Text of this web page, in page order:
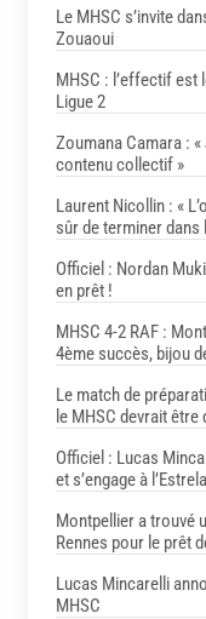
Le MHSC s’invite
Zouaoui
MHSC : l’effectif est
Ligue 2
Zoumana Camara : «
contenu collectif »
Laurent Nicollin : «
sûr de terminer
Officiel : Nordan
en prêt !
MHSC 4-2 RAF :
4ème succès, bijou
Le match de
le MHSC devrait
Officiel : Lucas
et s’engage à
Montpellier a trouvé
Rennes pour le prêt
Lucas Mincarelli
MHSC